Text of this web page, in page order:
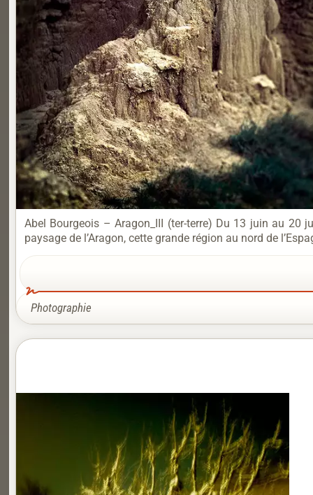
Abel Bourgeois – Aragon_III (ter-terre) Du 13 juin au 20
paysage de l’Aragon, cette grande région au nord de
Photographie